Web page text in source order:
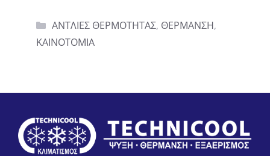
Categories
ΑΝΤΛΙΕΣ ΘΕΡΜΟΤΗΤΑΣ, ΘΕΡΜΑΝΣΗ,
ΚΑΙΝΟΤΟΜΙΑ